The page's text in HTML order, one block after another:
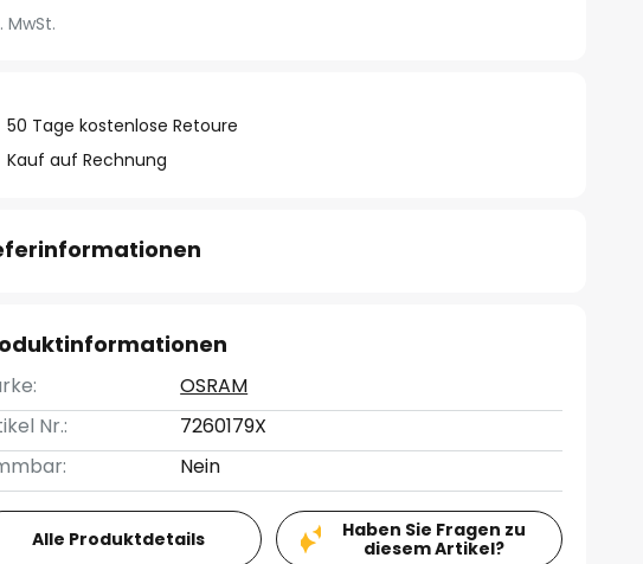
MwSt.
50 Tage kostenlose Retoure
Kauf auf Rechnung
OSRAM
Nr.:
7260179X
Nein
Alle Produktdetails
Haben Sie Fragen zu
diesem Artikel?